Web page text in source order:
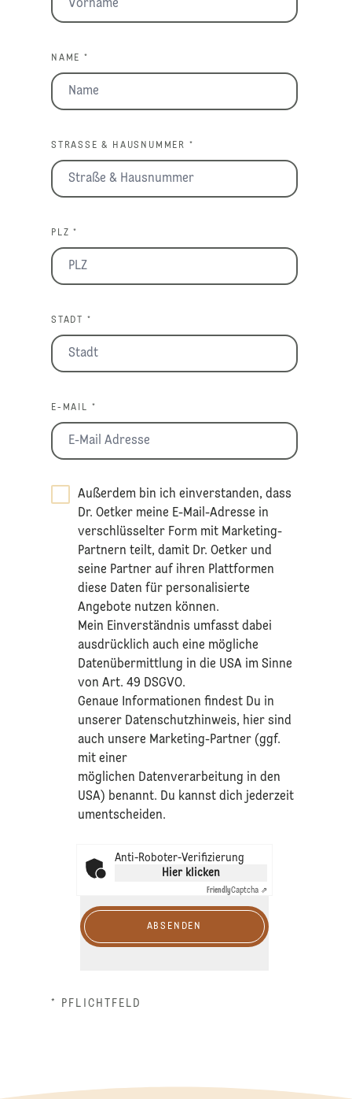
NAME *
STRASSE & HAUSNUMMER *
PLZ *
STADT *
E-MAIL *
Außerdem bin ich einverstanden, dass
Dr. Oetker meine E-Mail-Adresse in
verschlüsselter Form mit Marketing-
Partnern teilt, damit Dr. Oetker und
seine Partner auf ihren Plattformen
diese Daten für personalisierte
Angebote nutzen können.
Mein Einverständnis umfasst dabei
ausdrücklich auch eine mögliche
Datenübermittlung in die USA im Sinne
von Art. 49 DSGVO.​
​Genaue Informationen findest Du in
unserer Datenschutzhinweis, hier sind
auch unsere Marketing-Partner (ggf.
mit einer
möglichen Datenverarbeitung in den
USA) benannt. Du kannst dich jederzeit
umentscheiden.
Anti-Roboter-Verifizierung
Hier klicken
FriendlyCaptcha ⇗
ABSENDEN
* PFLICHTFELD